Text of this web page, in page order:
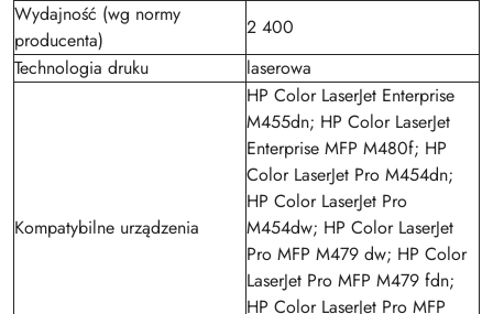
Wydajność (wg normy
producenta)
2 400
Technologia druku
laserowa
Kompatybilne urządzenia
HP Color LaserJet Enterprise
M455dn; HP Color LaserJet
Enterprise MFP M480f; HP
Color LaserJet Pro M454dn;
HP Color LaserJet Pro
M454dw; HP Color LaserJet
Pro MFP M479 dw; HP Color
LaserJet Pro MFP M479 fdn;
HP Color LaserJet Pro MFP